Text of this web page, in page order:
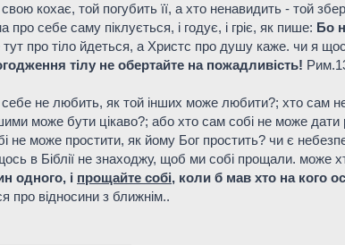
кохає, той погубить її, а хто ненавидить - той
себе саму піклується, і годує, і гріє, як пише: Бо
про тіло йдеться, а Христс про душу каже. чи я
тілу не обертайте на пожадливість!
себе не любить, як той інших може любити?; хто
може бути цікаво?; або хто сам собі не може
не може простити, як йому Бог простить? чи є
в Біблії не знаходжу, щоб ми собі прощали.
одного, і прощайте собі, коли б мав хто на кого
про відносини з ближнім..